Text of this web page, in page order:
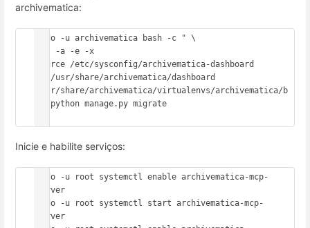
archivematica:
sudo -u archivematica bash -c " \
set -a -e -x
source /etc/sysconfig/archivematica-dashboard
cd /usr/share/archivematica/dashboard
/usr/share/archivematica/virtualenvs/archivematica/b
in/python manage.py migrate
Inicie e habilite serviços:
sudo -u root systemctl enable archivematica-mcp-
server
sudo -u root systemctl start archivematica-mcp-
server